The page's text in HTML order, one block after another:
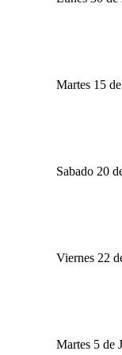
Martes 15
Sabado 20
Viernes 22
Martes 5 de